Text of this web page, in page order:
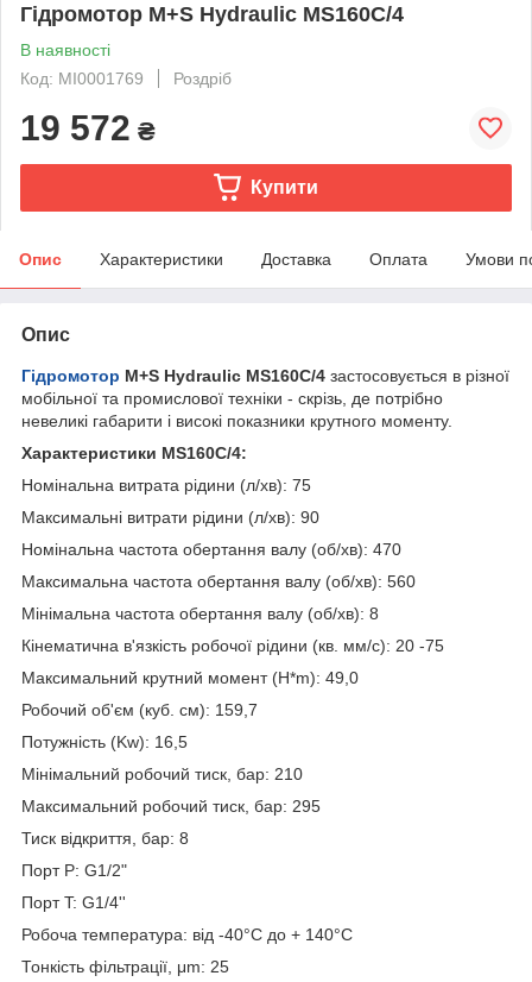
Гідромотор M+S Hydraulic MS160C/4
В наявності
Код: MI0001769
Роздріб
19 572 ₴
Купити
Опис Характеристики Доставка Оплата Умови
Опис
Гідромотор M+S Hydraulic MS160C/4 застосовується в різної
мобільної та промислової техніки - скрізь, де потрібно
невеликі габарити і високі показники крутного моменту.
Характеристики MS160C/4:
Номінальна витрата рідини (л/хв): 75
Максимальні витрати рідини (л/хв): 90
Номінальна частота обертання валу (об/хв): 470
Максимальна частота обертання валу (об/хв): 560
Мінімальна частота обертання валу (об/хв): 8
Кінематична в'язкість робочої рідини (кв. мм/с): 20 -75
Максимальний крутний момент (H*m): 49,0
Робочий об'єм (куб. см): 159,7
Потужність (Kw): 16,5
Мінімальний робочий тиск, бар: 210
Максимальний робочий тиск, бар: 295
Тиск відкриття, бар: 8
Порт P: G1/2"
Порт T: G1/4''
Робоча температура: від -40°С до + 140°С
Тонкість фільтрації, μm: 25